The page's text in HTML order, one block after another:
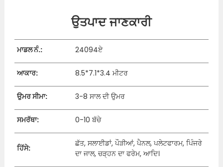
ਉਤਪਾਦ ਜਾਣਕਾਰੀ
ਮਾਡਲ ਨੰ.: 24094ਏ
ਆਕਾਰ: 8.5*7.1*3.4 ਮੀਟਰ
ਉਮਰ ਸੀਮਾ: 3-8 ਸਾਲ ਦੀ ਉਮਰ
ਸਮਰੱਥਾ: 0-10 ਬੱਚੇ
ਹਿੱਸੇ:
ਛੱਤ, ਸਲਾਈਡਾਂ, ਪੌੜੀਆਂ, ਪੈਨਲ, ਪਲੇਟਫਾਰਮ, ਪਿੰਜਰੇ
ਦਾ ਜਾਲ, ਚੜ੍ਹਨ ਦਾ ਫਰੇਮ, ਆਦਿ।